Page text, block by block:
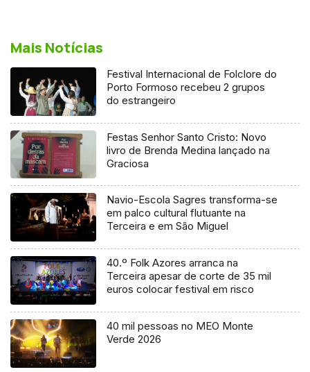
Mais Notícias
Festival Internacional de Folclore do
Porto Formoso recebeu 2 grupos
do estrangeiro
Festas Senhor Santo Cristo: Novo
livro de Brenda Medina lançado na
Graciosa
Navio-Escola Sagres transforma-se
em palco cultural flutuante na
Terceira e em São Miguel
40.º Folk Azores arranca na
Terceira apesar de corte de 35 mil
euros colocar festival em risco
40 mil pessoas no MEO Monte
Verde 2026